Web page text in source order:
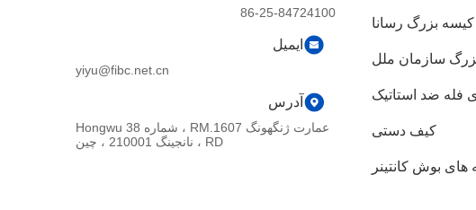
کیسه بزرگ رسانا
سازمان ملل
فله ضد استاتیک
کیف دستی
های بوش کانتینر
86-25-84724100
ایمیل
yiyu@fibc.net.cn
آدرس
عمارت ژنگهونگ RM.1607 ، شماره 38 Hongwu
RD ، نانجینگ 210001 ، چین